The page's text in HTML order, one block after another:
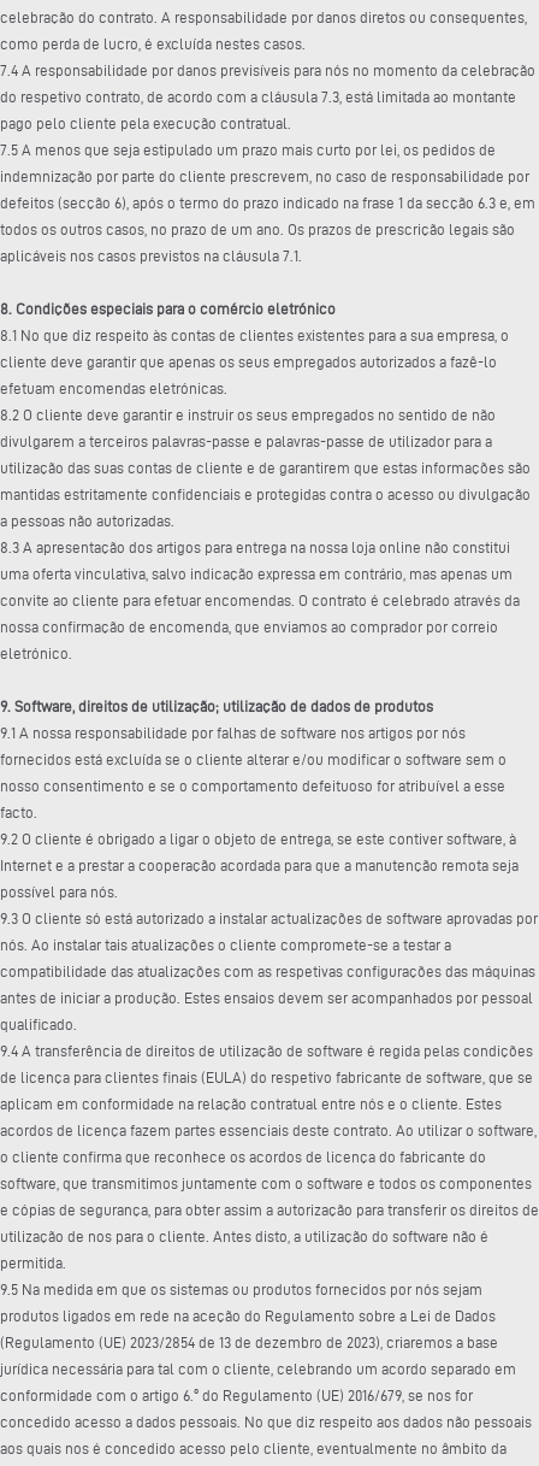
celebração do contrato. A responsabilidade por danos diretos ou consequentes,
como perda de lucro, é excluída nestes casos.
7.4 A responsabilidade por danos previsíveis para nós no momento da celebração
do respetivo contrato, de acordo com a cláusula 7.3, está limitada ao montante
pago pelo cliente pela execução contratual.
7.5 A menos que seja estipulado um prazo mais curto por lei, os pedidos de
indemnização por parte do cliente prescrevem, no caso de responsabilidade por
defeitos (secção 6), após o termo do prazo indicado na frase 1 da secção 6.3 e, em
todos os outros casos, no prazo de um ano. Os prazos de prescrição legais são
aplicáveis nos casos previstos na cláusula 7.1.
8. Condições especiais para o comércio eletrónico
8.1 No que diz respeito às contas de clientes existentes para a sua empresa, o
cliente deve garantir que apenas os seus empregados autorizados a fazê-lo
efetuam encomendas eletrónicas.
8.2 O cliente deve garantir e instruir os seus empregados no sentido de não
divulgarem a terceiros palavras-passe e palavras-passe de utilizador para a
utilização das suas contas de cliente e de garantirem que estas informações são
mantidas estritamente confidenciais e protegidas contra o acesso ou divulgação
a pessoas não autorizadas.
8.3 A apresentação dos artigos para entrega na nossa loja online não constitui
uma oferta vinculativa, salvo indicação expressa em contrário, mas apenas um
convite ao cliente para efetuar encomendas. O contrato é celebrado através da
nossa confirmação de encomenda, que enviamos ao comprador por correio
eletrónico.
9. Software, direitos de utilização; utilização de dados de produtos
9.1 A nossa responsabilidade por falhas de software nos artigos por nós
fornecidos está excluída se o cliente alterar e/ou modificar o software sem o
nosso consentimento e se o comportamento defeituoso for atribuível a esse
facto.
9.2 O cliente é obrigado a ligar o objeto de entrega, se este contiver software, à
Internet e a prestar a cooperação acordada para que a manutenção remota seja
possível para nós.
9.3 O cliente só está autorizado a instalar actualizações de software aprovadas por
nós. Ao instalar tais atualizações o cliente compromete-se a testar a
compatibilidade das atualizações com as respetivas configurações das máquinas
antes de iniciar a produção. Estes ensaios devem ser acompanhados por pessoal
qualificado.
9.4 A transferência de direitos de utilização de software é regida pelas condições
de licença para clientes finais (EULA) do respetivo fabricante de software, que se
aplicam em conformidade na relação contratual entre nós e o cliente. Estes
acordos de licença fazem partes essenciais deste contrato. Ao utilizar o software,
o cliente confirma que reconhece os acordos de licença do fabricante do
software, que transmitimos juntamente com o software e todos os componentes
e cópias de segurança, para obter assim a autorização para transferir os direitos de
utilização de nos para o cliente. Antes disto, a utilização do software não é
permitida.
9.5 Na medida em que os sistemas ou produtos fornecidos por nós sejam
produtos ligados em rede na aceção do Regulamento sobre a Lei de Dados
(Regulamento (UE) 2023/2854 de 13 de dezembro de 2023), criaremos a base
jurídica necessária para tal com o cliente, celebrando um acordo separado em
conformidade com o artigo 6.º do Regulamento (UE) 2016/679, se nos for
concedido acesso a dados pessoais. No que diz respeito aos dados não pessoais
aos quais nos é concedido acesso pelo cliente, eventualmente no âmbito da